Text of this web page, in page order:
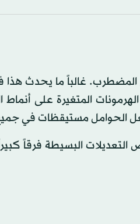
المضطرب. غالباً ما يحدث
المتغيرة على أنماط
الحوامل مستيقظات في
البسيطة فرقاً